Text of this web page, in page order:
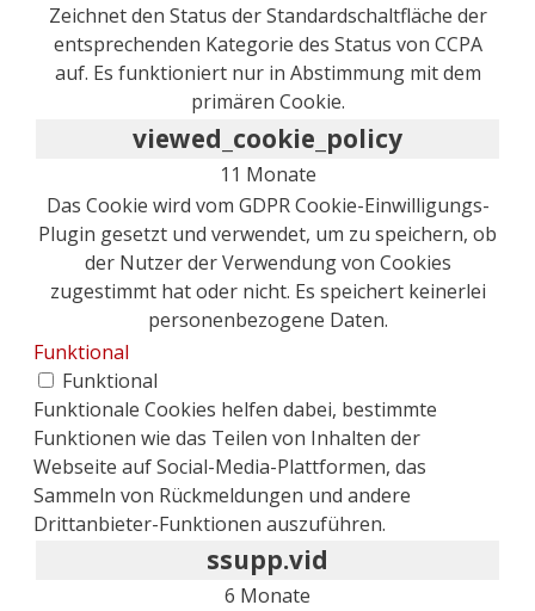
Zeichnet den Status der Standardschaltfläche der
entsprechenden Kategorie des Status von CCPA
auf. Es funktioniert nur in Abstimmung mit dem
primären Cookie.
viewed_cookie_policy
11 Monate
Das Cookie wird vom GDPR Cookie-Einwilligungs-
Plugin gesetzt und verwendet, um zu speichern, ob
der Nutzer der Verwendung von Cookies
zugestimmt hat oder nicht. Es speichert keinerlei
personenbezogene Daten.
Funktional
Funktional
Funktionale Cookies helfen dabei, bestimmte
Funktionen wie das Teilen von Inhalten der
Webseite auf Social-Media-Plattformen, das
Sammeln von Rückmeldungen und andere
Drittanbieter-Funktionen auszuführen.
ssupp.vid
6 Monate